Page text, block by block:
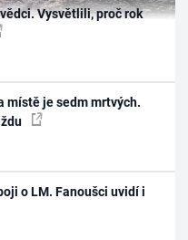
Vysvětlili, proč rok
místě je sedm mrtvých.
o LM. Fanoušci uvidí i